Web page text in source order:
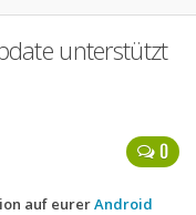
unterstützt
0
auf eurerAndroid